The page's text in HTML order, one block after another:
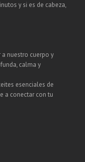
y si es de cabeza,
nuestro cuerpo y
calma y
esenciales de
a conectar con tu